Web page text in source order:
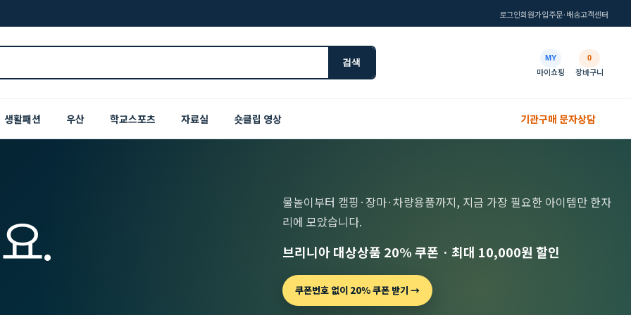
로그인회원가입주문·배송고객센터
검색 MY
마이쇼핑
0
장바구니
생활패션 우산 학교스포츠 자료실 숏클립 영상 기관구매 문자상담
.
물놀이부터 캠핑·장마·차량용품까지, 지금 가장 필요한 아이템만 한자
리에 모았습니다.
브리니아 대상상품 20% 쿠폰 · 최대 10,000원 할인
쿠폰번호 없이 20% 쿠폰 받기 →